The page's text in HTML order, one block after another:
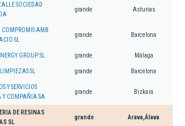
SOCIEDAD
grande Asturias
COMPROMIS AMB
SL
grande Barcelona
GROUP SL. grande Málaga
SL grande Barcelona
Y SERVICIOS
Y COMPAÑIA SA
grande Bizkaia
DE RESINAS
SL
grande Arava,Álava